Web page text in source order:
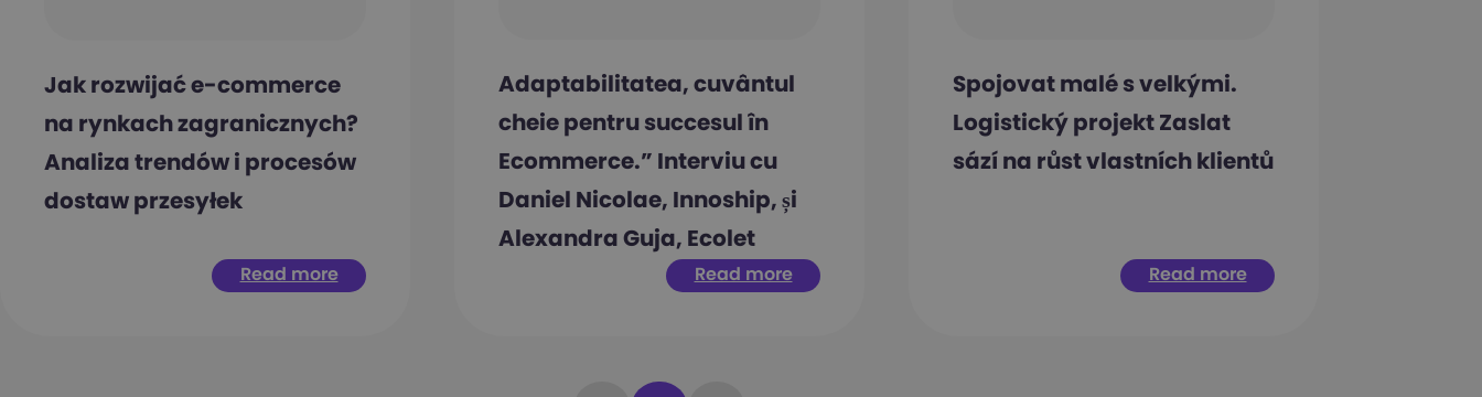
Jak rozwijać e-commerce
na rynkach zagranicznych?
Analiza trendów i procesów
dostaw przesyłek
Read more
Adaptabilitatea, cuvântul
cheie pentru succesul în
Ecommerce.” Interviu cu
Daniel Nicolae, Innoship, și
Alexandra Guja, Ecolet
Read more
Spojovat malé s velkými.
Logistický projekt Zaslat
sází na růst vlastních klientů
Read more